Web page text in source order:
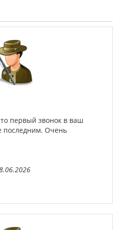
первый звонок в ваш
последним. Очень